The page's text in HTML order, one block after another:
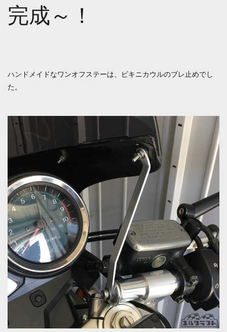
完成～！
ハンドメイドなワンオフステーは、ビキニカウルのブレ止めでし
た。